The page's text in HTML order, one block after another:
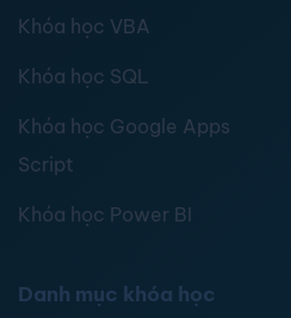
Khóa học VBA
Khóa học SQL
Khóa học Google Apps
Script
Khóa học Power BI
Danh mục khóa học